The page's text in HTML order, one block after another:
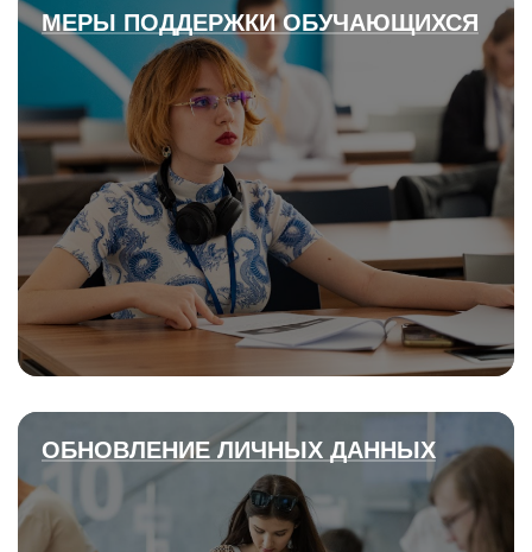
МЕРЫ ПОДДЕРЖКИ ОБУЧАЮЩИХСЯ
ОБНОВЛЕНИЕ ЛИЧНЫХ ДАННЫХ